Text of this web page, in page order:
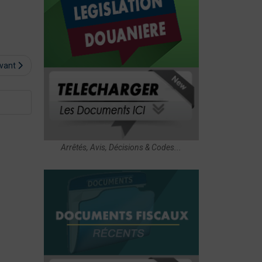
Arrêtés, Avis, Décisions & Codes...